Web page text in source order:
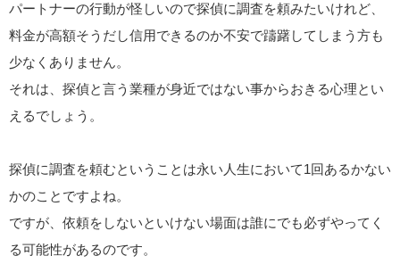
パートナーの行動が怪しいので探偵に調査を頼みたいけれど、
料金が高額そうだし信用できるのか不安で躊躇してしまう方も
少なくありません。
それは、探偵と言う業種が身近ではない事からおきる心理とい
えるでしょう。
探偵に調査を頼むということは永い人生において1回あるかない
かのことですよね。
ですが、依頼をしないといけない場面は誰にでも必ずやってく
る可能性があるのです。